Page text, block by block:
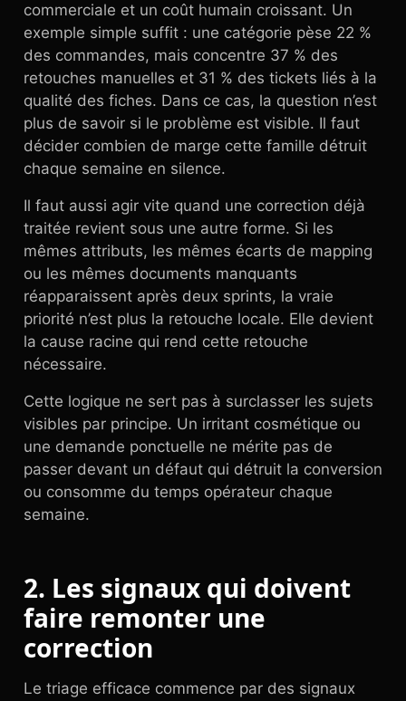
commerciale et un coût humain croissant. Un
exemple simple suffit : une catégorie pèse 22 %
des commandes, mais concentre 37 % des
retouches manuelles et 31 % des tickets liés à la
qualité des fiches. Dans ce cas, la question n’est
plus de savoir si le problème est visible. Il faut
décider combien de marge cette famille détruit
chaque semaine en silence.
Il faut aussi agir vite quand une correction déjà
traitée revient sous une autre forme. Si les
mêmes attributs, les mêmes écarts de mapping
ou les mêmes documents manquants
réapparaissent après deux sprints, la vraie
priorité n’est plus la retouche locale. Elle devient
la cause racine qui rend cette retouche
nécessaire.
Cette logique ne sert pas à surclasser les sujets
visibles par principe. Un irritant cosmétique ou
une demande ponctuelle ne mérite pas de
passer devant un défaut qui détruit la conversion
ou consomme du temps opérateur chaque
semaine.
2. Les signaux qui doivent
faire remonter une
correction
Le triage efficace commence par des signaux